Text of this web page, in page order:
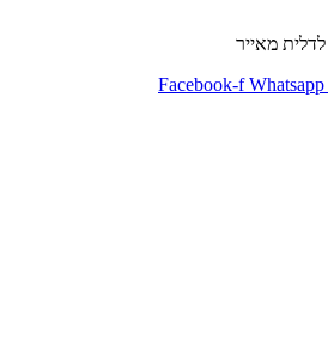
Facebook-f Whatsapp